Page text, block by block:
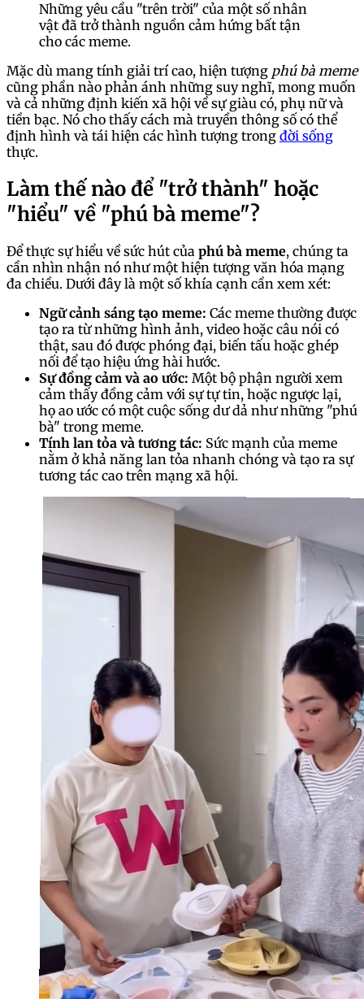
Những yêu cầu "trên trời" của một số nhân
vật đã trở thành nguồn cảm hứng bất tận
cho các meme.
Mặc dù mang tính giải trí cao, hiện tượng phú bà meme
cũng phần nào phản ánh những suy nghĩ, mong muốn
và cả những định kiến xã hội về sự giàu có, phụ nữ và
tiền bạc. Nó cho thấy cách mà truyền thông số có thể
định hình và tái hiện các hình tượng trong đời sống
thực.
Làm thế nào để "trở thành" hoặc
"hiểu" về "phú bà meme"?
Để thực sự hiểu về sức hút của phú bà meme, chúng ta
cần nhìn nhận nó như một hiện tượng văn hóa mạng
đa chiều. Dưới đây là một số khía cạnh cần xem xét:
Ngữ cảnh sáng tạo meme: Các meme thường được
tạo ra từ những hình ảnh, video hoặc câu nói có
thật, sau đó được phóng đại, biến tấu hoặc ghép
nối để tạo hiệu ứng hài hước.
Sự đồng cảm và ao ước: Một bộ phận người xem
cảm thấy đồng cảm với sự tự tin, hoặc ngược lại,
họ ao ước có một cuộc sống dư dả như những "phú
bà" trong meme.
Tính lan tỏa và tương tác: Sức mạnh của meme
nằm ở khả năng lan tỏa nhanh chóng và tạo ra sự
tương tác cao trên mạng xã hội.